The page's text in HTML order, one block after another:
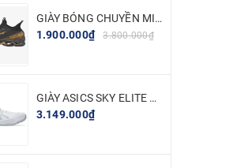
GIÀY BÓNG CHUYỀN MIZUNO WAVE LIGHTNING NEO 2 - ĐEN VÀNG
1.900.000₫
3.800.000₫
GIÀY ASICS SKY ELITE FF 3 - TRẮNG BẠC
3.149.000₫